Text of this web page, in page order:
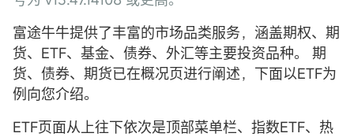
富途牛牛提供了丰富的市场品类服务，涵盖期权、期
货、ETF、基金、债券、外汇等主要投资品种。 期
货、债券、期货已在概况页进行阐述，下面以ETF为
例向您介绍。
ETF页面从上往下依次是顶部菜单栏、指数ETF、热